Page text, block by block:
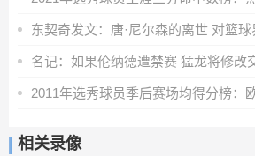
东契奇发文：唐·尼尔森的离世 对篮
名记：如果伦纳德遭禁赛 猛龙将修改
相关录像